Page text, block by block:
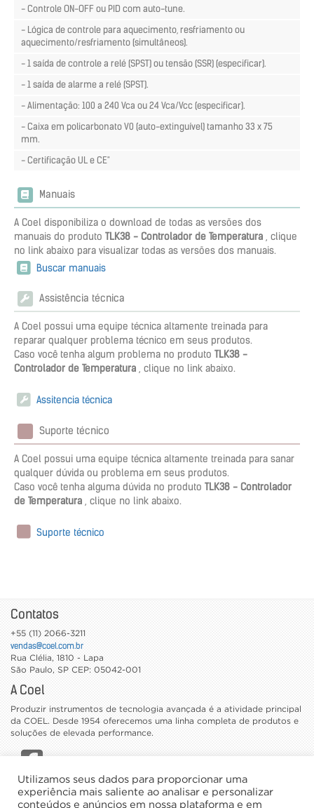
- Controle ON-OFF ou PID com auto-tune.
- Lógica de controle para aquecimento, resfriamento ou
aquecimento/resfriamento (simultâneos).
- 1 saída de controle a relé (SPST) ou tensão (SSR) (especificar).
- 1 saída de alarme a relé (SPST).
- Alimentação: 100 a 240 Vca ou 24 Vca/Vcc (especificar).
- Caixa em policarbonato V0 (auto-extinguível) tamanho 33 x 75
mm.
- Certificação UL e CE"
Manuais
A Coel disponibiliza o download de todas as versões dos
manuais do produto TLK38 - Controlador de Temperatura , clique
no link abaixo para visualizar todas as versões dos manuais.
Buscar manuais
Assistência técnica
A Coel possui uma equipe técnica altamente treinada para
reparar qualquer problema técnico em seus produtos.
Caso você tenha algum problema no produto TLK38 -
Controlador de Temperatura , clique no link abaixo.
Assitencia técnica
Suporte técnico
A Coel possui uma equipe técnica altamente treinada para sanar
qualquer dúvida ou problema em seus produtos.
Caso você tenha alguma dúvida no produto TLK38 - Controlador
de Temperatura , clique no link abaixo.
Suporte técnico
Contatos
+55 (11) 2066-3211
vendas@coel.com.br
Rua Clélia, 1810 - Lapa
São Paulo, SP CEP: 05042-001
A Coel
Produzir instrumentos de tecnologia avançada é a atividade principal
da COEL. Desde 1954 oferecemos uma linha completa de produtos e
soluções de elevada performance.
CATÁLOGOS
Utilizamos seus dados para proporcionar uma
experiência mais saliente ao analisar e personalizar
conteúdos e anúncios em nossa plataforma e em